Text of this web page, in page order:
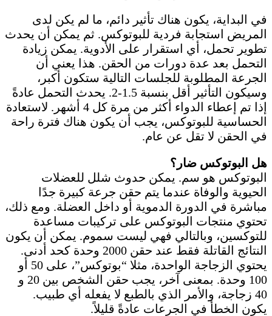
في البداية، يكون هناك تأثير دائم، ما لم يكن لدى
المريض استجابة فردية للبوتوكس. ثم يمكن أن يحدث
تطوير تحمل، أي استقرار على الأدوية. يمكن زيادة
التحمل بعد عدة دورات من الحقن. هذا يعني أن
الجرعة المطلوبة للجلسات التالية ستكون أكبر،
وسيكون التأثير أقل بنسبة 1.5-2. يحدث التحمل عادةً
إذا تم إعطاء الدواء أكثر من مرة كل 4 أشهر. لاستعادة
الحساسية للبوتوكس، يجب أن يكون هناك فترة راحة
في الحقن لا تقل عن عام.
هل البوتوكس ضار؟
البوتوكس هو سم. يمكن حدوث شلل للعضلات
الحيوية والوفاة عندما يتم حقن جرعة كبيرة جدًا
مباشرة في الدورة الدموية أو داخل العضلة. ومع ذلك،
تحتوي منتجات البوتوكس على تركيبات مساعدة
للتوكسين، وبالتالي فهي ليست سموم. يمكن أن يكون
النتائج القاتلة فقط عند حقن 2000 وحدة كحد أدنى.
يحتوي الزجاجة الواحدة، مثلا “بوتوكس”، على 50 أو
100 وحدة. بمعنى آخر، يجب حقن الشخص بين 20 و
40 زجاجة، والأمر الذي بالطبع لا يفعله أي طبيب.
يكون الخطأ في الجرعات عادةً قليلاً.